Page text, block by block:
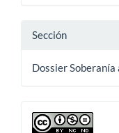
Sección
Dossier